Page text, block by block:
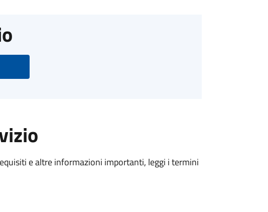
e altre informazioni importanti, leggi i termini